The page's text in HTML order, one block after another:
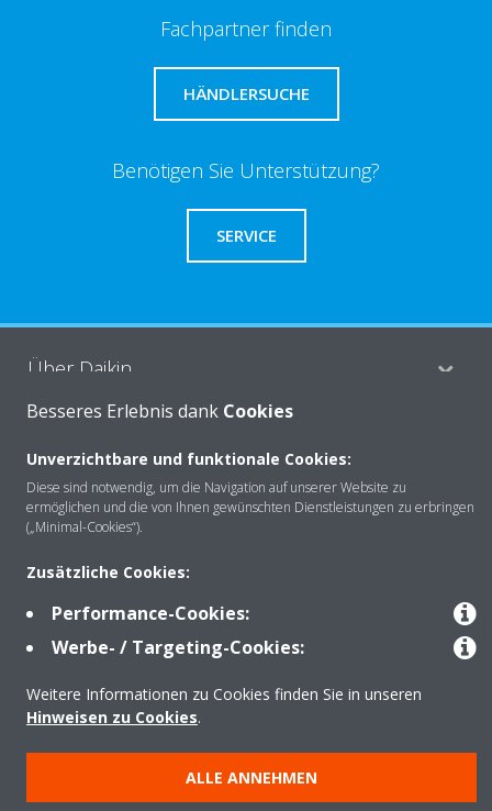
Fachpartner finden
HÄNDLERSUCHE
Benötigen Sie Unterstützung?
SERVICE
Über Daikin
Lösungen
Kontakt
Produkte
Copyright © Daikin
Unternehmensethik
AGB Data Act
Besseres Erlebnis dank Cookies
Unverzichtbare und funktionale Cookies:
Diese sind notwendig, um die Navigation auf unserer Website zu
ermöglichen und die von Ihnen gewünschten Dienstleistungen zu erbringen
(„Minimal-Cookies“).
Zusätzliche Cookies:
Performance-Cookies:
Werbe- / Targeting-Cookies:
Weitere Informationen zu Cookies finden Sie in unseren
Hinweisen zu Cookies.
ALLE ANNEHMEN